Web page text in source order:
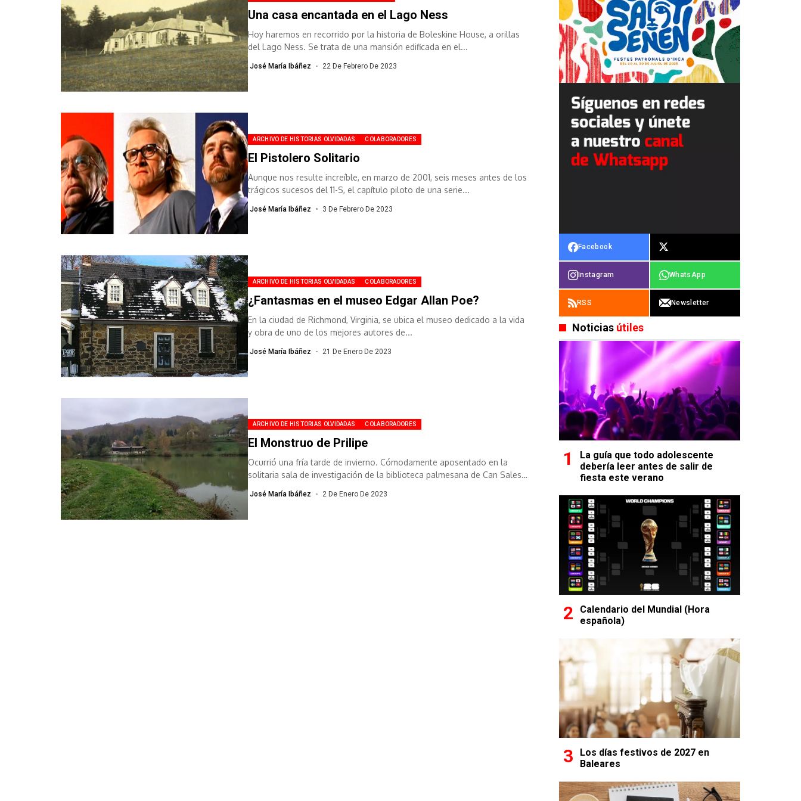
Una casa encantada en el Lago Ness
Hoy haremos en recorrido por la historia de Boleskine House, a orillas
del Lago Ness. Se trata de una mansión edificada en el...
José María Ibáñez 22 De Febrero De 2023
ARCHIVO DE HISTORIAS OLVIDADAS COLABORADORES
El Pistolero Solitario
Aunque nos resulte increíble, en marzo de 2001, seis meses antes de los
trágicos sucesos del 11-S, el capítulo piloto de una serie...
José María Ibáñez 3 De Febrero De 2023
ARCHIVO DE HISTORIAS OLVIDADAS COLABORADORES
¿Fantasmas en el museo Edgar Allan Poe?
En la ciudad de Richmond, Virginia, se ubica el museo dedicado a la vida
y obra de uno de los mejores autores de...
José María Ibáñez 21 De Enero De 2023
ARCHIVO DE HISTORIAS OLVIDADAS COLABORADORES
El Monstruo de Prilipe
Ocurrió una fría tarde de invierno. Cómodamente aposentado en la
solitaria sala de investigación de la biblioteca palmesana de Can Sales,
José María Ibáñez 2 De Enero De 2023
Facebook
Instagram WhatsApp
RSS Newsletter
Noticias útiles
La guía que todo adolescente
debería leer antes de salir de
fiesta este verano
Calendario del Mundial (Hora
española)
Los días festivos de 2027 en
Baleares